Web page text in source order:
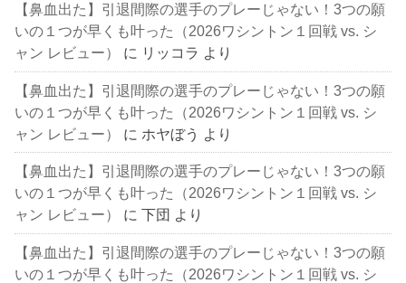
【鼻血出た】引退間際の選手のプレーじゃない！3つの願
いの１つが早くも叶った（2026ワシントン１回戦 vs. シ
ャン レビュー）
に リッコラ より
【鼻血出た】引退間際の選手のプレーじゃない！3つの願
いの１つが早くも叶った（2026ワシントン１回戦 vs. シ
ャン レビュー）
に ホヤぼう より
【鼻血出た】引退間際の選手のプレーじゃない！3つの願
いの１つが早くも叶った（2026ワシントン１回戦 vs. シ
ャン レビュー）
に下団 より
【鼻血出た】引退間際の選手のプレーじゃない！3つの願
いの１つが早くも叶った（2026ワシントン１回戦 vs. シ